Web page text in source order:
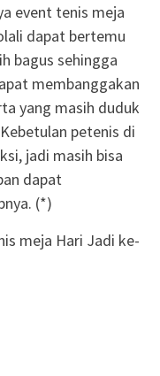
event tenis meja
dapat bertemu
bagus sehingga
membanggakan
yang masih duduk
petenis di
jadi masih bisa
dapat
(*)
meja Hari Jadi ke-